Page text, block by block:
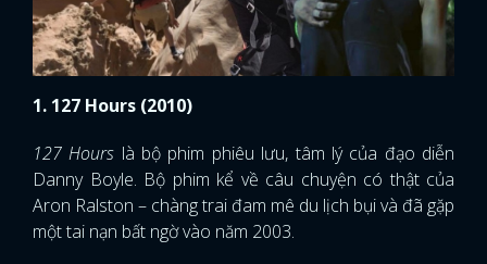
1. 127 Hours (2010)
127 Hours là bộ phim phiêu lưu, tâm lý của đạo diễn
Danny Boyle. Bộ phim kể về câu chuyện có thật của
Aron Ralston – chàng trai đam mê du lịch bụi và đã gặp
một tai nạn bất ngờ vào năm 2003.